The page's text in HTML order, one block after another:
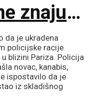
znaju
da se
da je ukradena
policijske racije
blizini Pariza. Policija
novac, kanabis,
ispostavilo da je
iz skladišnog